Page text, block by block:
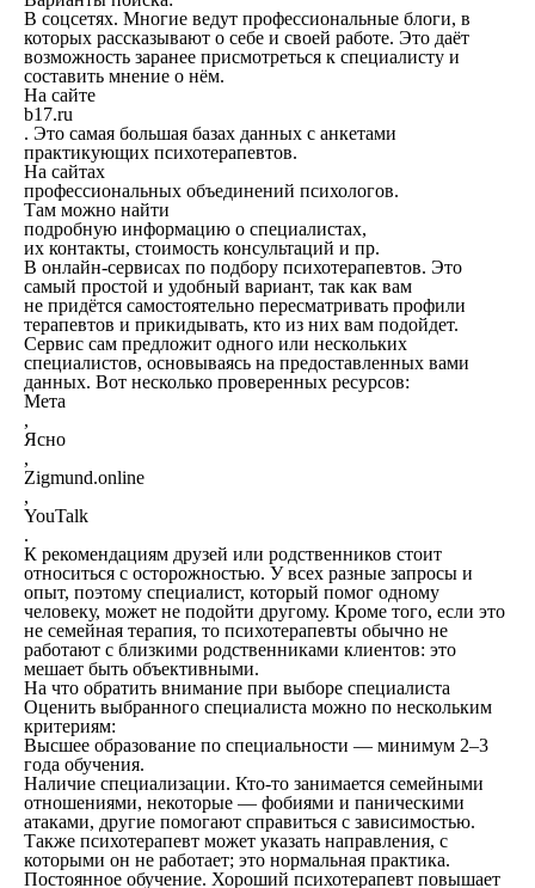
В соцсетях. Многие ведут профессиональные блоги, в
которых рассказывают о себе и своей работе. Это даёт
возможность заранее присмотреться к специалисту и
составить мнение о нём.
На сайте
b17.ru
. Это самая большая базах данных с анкетами
практикующих психотерапевтов.
На сайтах
профессиональных объединений психологов.
Там можно найти
подробную информацию о специалистах,
их контакты, стоимость консультаций и пр.
В онлайн-сервисах по подбору психотерапевтов. Это
самый простой и удобный вариант, так как вам
не придётся самостоятельно пересматривать профили
терапевтов и прикидывать, кто из них вам подойдет.
Сервис сам предложит одного или нескольких
специалистов, основываясь на предоставленных вами
данных. Вот несколько проверенных ресурсов:
Мета
,
Ясно
,
Zigmund.online
,
YouTalk
.
К рекомендациям друзей или родственников стоит
относиться с осторожностью. У всех разные запросы и
опыт, поэтому специалист, который помог одному
человеку, может не подойти другому. Кроме того, если это
не семейная терапия, то психотерапевты обычно не
работают с близкими родственниками клиентов: это
мешает быть объективными.
На что обратить внимание при выборе специалиста
Оценить выбранного специалиста можно по нескольким
критериям:
Высшее образование по специальности — минимум 2–3
года обучения.
Наличие специализации. Кто-то занимается семейными
отношениями, некоторые — фобиями и паническими
атаками, другие помогают справиться с зависимостью.
Также психотерапевт может указать направления, с
которыми он не работает; это нормальная практика.
Постоянное обучение. Хороший психотерапевт повышает